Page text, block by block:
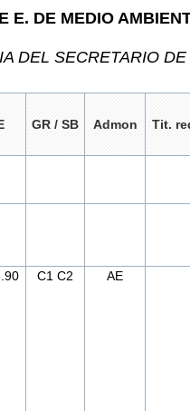
E. DE MEDIO
DEL SECRETARIO
GR / SB Admon Tit.
C1 C2 AE